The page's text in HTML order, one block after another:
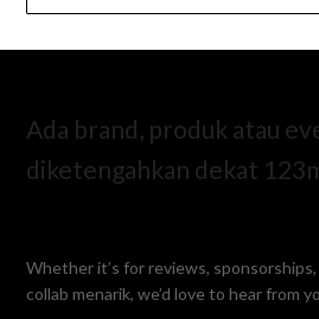
Ada brand, produk atau
diketengahkan dekat
Whether it’s for reviews,
collab menarik, we’d love to hear from